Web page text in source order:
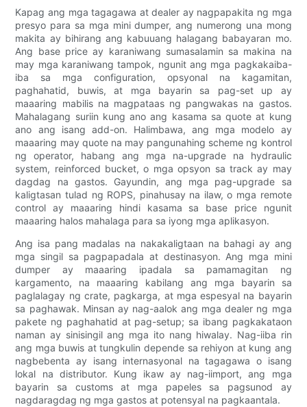
Kapag ang mga tagagawa at dealer ay nagpapakita ng mga
presyo para sa mga mini dumper, ang numerong una mong
makita ay bihirang ang kabuuang halagang babayaran mo.
Ang base price ay karaniwang sumasalamin sa makina na
may mga karaniwang tampok, ngunit ang mga pagkakaiba-
iba sa mga configuration, opsyonal na kagamitan,
paghahatid, buwis, at mga bayarin sa pag-set up ay
maaaring mabilis na magpataas ng pangwakas na gastos.
Mahalagang suriin kung ano ang kasama sa quote at kung
ano ang isang add-on. Halimbawa, ang mga modelo ay
maaaring may quote na may pangunahing scheme ng kontrol
ng operator, habang ang mga na-upgrade na hydraulic
system, reinforced bucket, o mga opsyon sa track ay may
dagdag na gastos. Gayundin, ang mga pag-upgrade sa
kaligtasan tulad ng ROPS, pinahusay na ilaw, o mga remote
control ay maaaring hindi kasama sa base price ngunit
maaaring halos mahalaga para sa iyong mga aplikasyon.
Ang isa pang madalas na nakakaligtaan na bahagi ay ang
mga singil sa pagpapadala at destinasyon. Ang mga mini
dumper ay maaaring ipadala sa pamamagitan ng
kargamento, na maaaring kabilang ang mga bayarin sa
paglalagay ng crate, pagkarga, at mga espesyal na bayarin
sa paghawak. Minsan ay nag-aalok ang mga dealer ng mga
pakete ng paghahatid at pag-setup; sa ibang pagkakataon
naman ay sinisingil ang mga ito nang hiwalay. Nag-iiba rin
ang mga buwis at tungkulin depende sa rehiyon at kung ang
nagbebenta ay isang internasyonal na tagagawa o isang
lokal na distributor. Kung ikaw ay nag-iimport, ang mga
bayarin sa customs at mga papeles sa pagsunod ay
nagdaragdag ng mga gastos at potensyal na pagkaantala.